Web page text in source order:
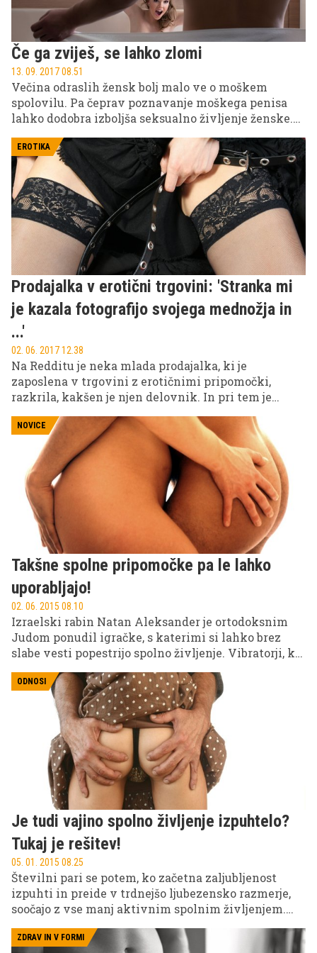
Če ga zviješ, se lahko zlomi
13. 09. 2017 08.51
Večina odraslih žensk bolj malo ve o moškem
spolovilu. Pa čeprav poznavanje moškega penisa
lahko dodobra izboljša seksualno življenje ženske.
erekciji in delovanju moškega spolovila.
EROTIKA
Prodajalka v erotični trgovini: 'Stranka mi
je kazala fotografijo svojega mednožja in
...'
02. 06. 2017 12.38
Na Redditu je neka mlada prodajalka, ki je
zaposlena v trgovini z erotičnimi pripomočki,
razkrila, kakšen je njen delovnik. In pri tem je
vroča ...
NOVICE
Takšne spolne pripomočke pa le lahko
uporabljajo!
02. 06. 2015 08.10
Izraelski rabin Natan Aleksander je ortodoksnim
Judom ponudil igračke, s katerimi si lahko brez
slabe vesti popestrijo spolno življenje. Vibratorji, ki
jih nudi njegova spletna stran, so morda precej
eksotični – v obliki Eifflovega stolpa na primer, a
so, kot poudarja rabin, košer.
ODNOSI
Je tudi vajino spolno življenje izpuhtelo?
Tukaj je rešitev!
05. 01. 2015 08.25
Številni pari se potem, ko začetna zaljubljenost
izpuhti in preide v trdnejšo ljubezensko razmerje,
soočajo z vse manj aktivnim spolnim življenjem.
Vzroki za pomanjkanje seksa in erotičnih
trenutkov v dvoje so lahko različni, a pomembno jih
ZDRAV IN V FORMI